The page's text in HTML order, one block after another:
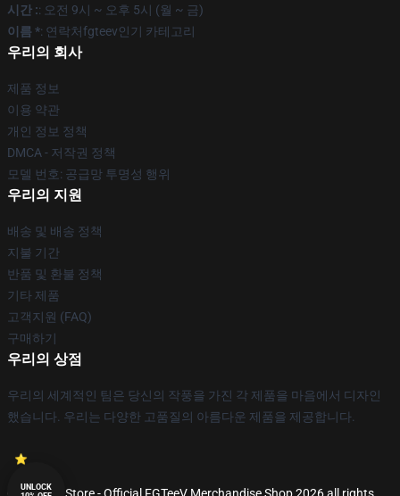
시간 :: 오전 9시 ~ 오후 5시 (월 ~ 금)
이름 *: 연락처fgteev인기 카테고리
우리의 회사
제품 정보
이용 약관
개인 정보 정책
DMCA - 저작권 정책
모델 번호: 공급망 투명성 행위
우리의 지원
배송 및 배송 정책
지불 기간
반품 및 환불 정책
기타 제품
고객지원 (FAQ)
구매하기
우리의 상점
우리의 세계적인 팀은 당신의 작풍을 가진 각 제품을 마음에서 디자인
했습니다. 우리는 다양한 고품질의 아름다운 제품을 제공합니다.
UNLOCK